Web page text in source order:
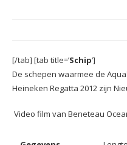
[/tab] [tab title=’Schip‘]
De schepen waarmee de
Heineken Regatta 2012 zijn
Video film van Beneteau